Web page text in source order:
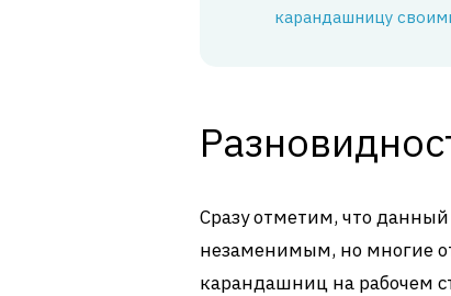
карандашницу
Сразу отметим, что данный
незаменимым, но многие
карандашниц на рабочем